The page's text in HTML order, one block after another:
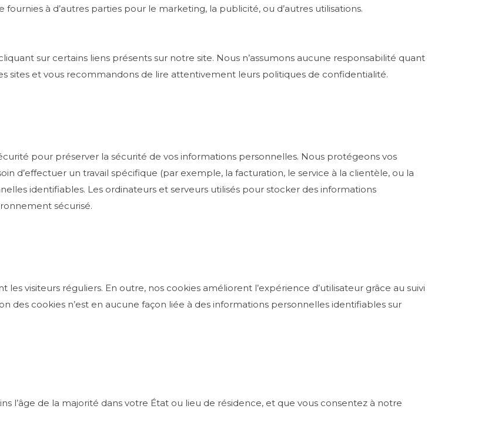
à d’autres parties pour le marketing, la publicité, ou d’autres utilisations.
sur certains liens présents sur notre site. Nous n’assumons aucune responsabilité quant
sites et vous recommandons de lire attentivement leurs politiques de confidentialité.
pour préserver la sécurité de vos informations personnelles. Nous protégeons vos
d’effectuer un travail spécifique (par exemple, la facturation, le service à la clientèle, ou la
identifiables. Les ordinateurs et serveurs utilisés pour stocker des informations
sécurisé.
visiteurs réguliers. En outre, nos cookies améliorent l’expérience d’utilisateur grâce au suivi
des cookies n’est en aucune façon liée à des informations personnelles identifiables sur
l’âge de la majorité dans votre État ou lieu de résidence, et que vous consentez à notre